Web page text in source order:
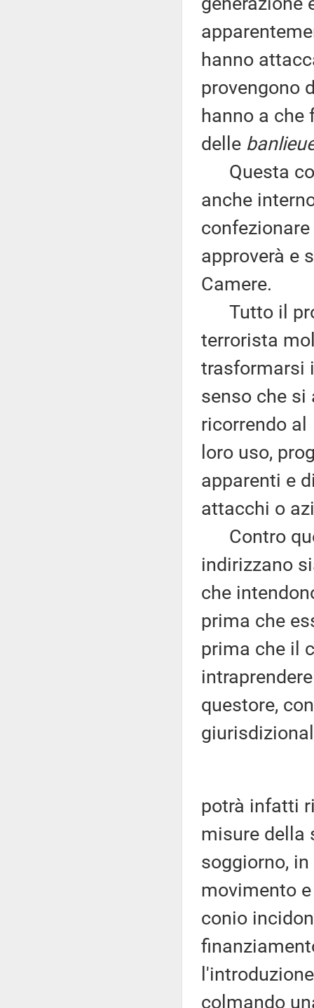
hanno
provengono
hanno a che
delle
Questa
anche
approverà e
Camere.
Tutto il
terrorista
trasformarsi
senso che si
ricorrendo al
loro uso,
apparenti e
attacchi o
Contro
indirizzano
che
prima che
prima che il
questore,
potrà infatti
misure della
soggiorno,
movimento
conio
colmando